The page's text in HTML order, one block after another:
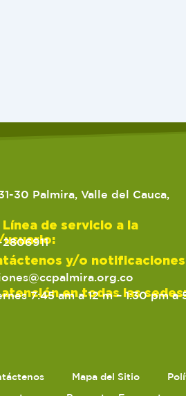
30 Palmira, Valle del Cauca,
de servicio a la
usuario:
y/o notificaciones
en todas las
7:45 am a 12 m – 1:30 pm a
Mapa del Sitio